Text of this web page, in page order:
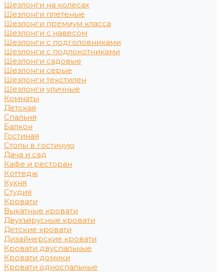
Шезлонги на колесах
Шезлонги плетеные
Шезлонги премиум класса
Шезлонги с навесом
Шезлонги с подголовниками
Шезлонги с подлокотниками
Шезлонги садовые
Шезлонги серые
Шезлонги текстилен
Шезлонги уличные
Комнаты
Детская
Спальня
Балкон
Гостиная
Столы в гостиную
Дача и сад
Кафе и ресторан
Коттедж
Кухня
Студия
Кровати
Выкатные кровати
Двухъярусные кровати
Детские кровати
Дизайнерские кровати
Кровати двуспальные
Кровати домики
Кровати односпальные